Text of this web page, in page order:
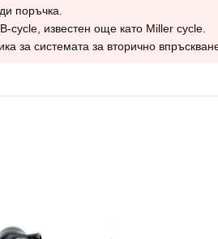
поръчка.
cycle, известен още като Miller cycle.
за системата за вторично